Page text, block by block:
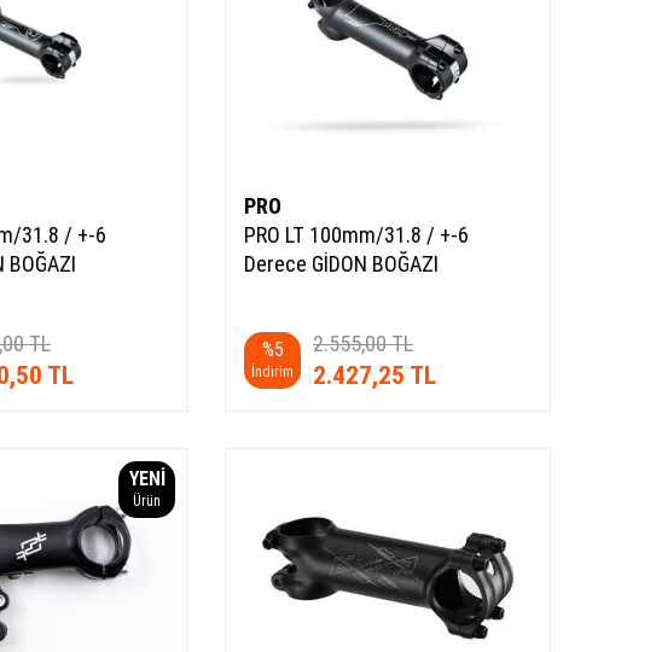
31.8 / +-6
BOĞAZI
TL
TL
PRO
PRO LT 100mm/31.8 / +-6
Derece GİDON BOĞAZI
%5
İndirim
2.555,00TL
2.427,25 TL
YENI
Ürün